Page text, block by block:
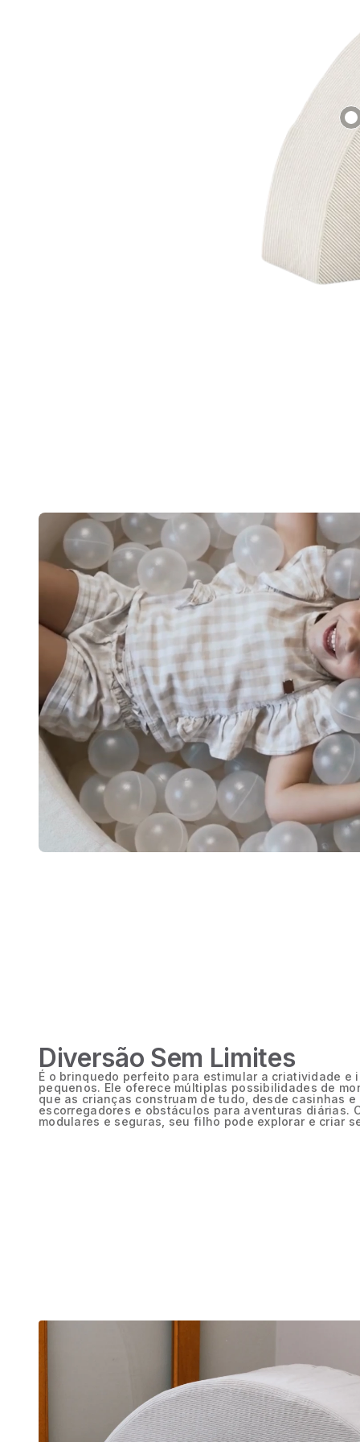
Diversão Sem Limites
É o brinquedo perfeito para estimular a criatividade e
pequenos. Ele oferece múltiplas possibilidades de
que as crianças construam de tudo, desde casinhas e
escorregadores e obstáculos para aventuras diárias.
modulares e seguras, seu filho pode explorar e criar